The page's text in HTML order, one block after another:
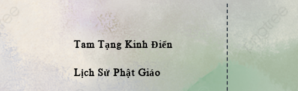
Tam Tạng Kinh Điển
Lịch Sử Phật Giáo